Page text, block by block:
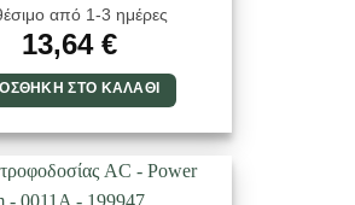
από 1-3 ημέρες
13,64 €
ΣΤΟ ΚΑΛΆΘΙ